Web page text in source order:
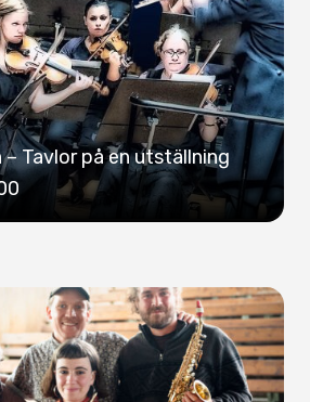
Tavlor på en utställning